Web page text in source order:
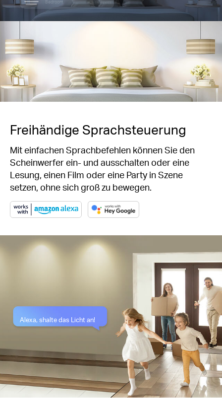
Bedroom 80% brightness
Alexa, shalte das Licht an!
Freihändige Sprachsteuerung
Mit einfachen Sprachbefehlen können Sie den
Scheinwerfer ein- und ausschalten oder eine
Lesung, einen Film oder eine Party in Szene
setzen, ohne sich groß zu bewegen.